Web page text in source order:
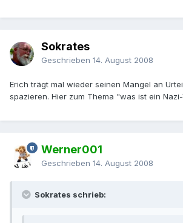
Sokrates
Geschrieben 14. August 2008
Erich trägt mal wieder seinen Mangel an
spazieren. Hier zum Thema "was ist ein
Werner001
Geschrieben 14. August 2008
Sokrates schrieb: